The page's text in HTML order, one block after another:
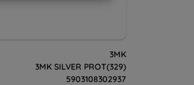
3MK
3MK SILVER PROT(329)
5903108302937